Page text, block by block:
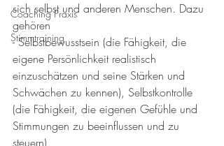
Coaching Praxis
Stimmtraining
sich selbst und anderen Menschen. Dazu
gehören
- Selbstbewusstsein (die Fähigkeit, die
eigene Persönlichkeit realistisch
einzuschätzen und seine Stärken und
Schwächen zu kennen), Selbstkontrolle
(die Fähigkeit, die eigenen Gefühle und
Stimmungen zu beeinflussen und zu
steuern)